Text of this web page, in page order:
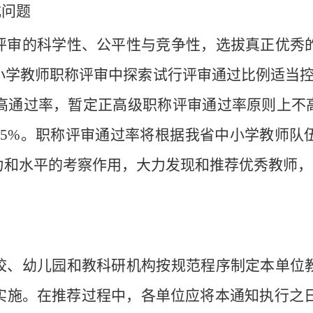
问题
的科学性、公平性与竞争性， 选拔真正优秀
学教师职称评审中探索试行评审通过比例适当
过率，暂定正高级职称评审通过率原则上不
。职称评审通过率将根据我省中小学教师队
水平的考察作用，大力发现和推荐优秀教师
、幼儿园和教科研机构按规范程序制定本单位
。 在推荐过程中， 各单位应将本通知执行之